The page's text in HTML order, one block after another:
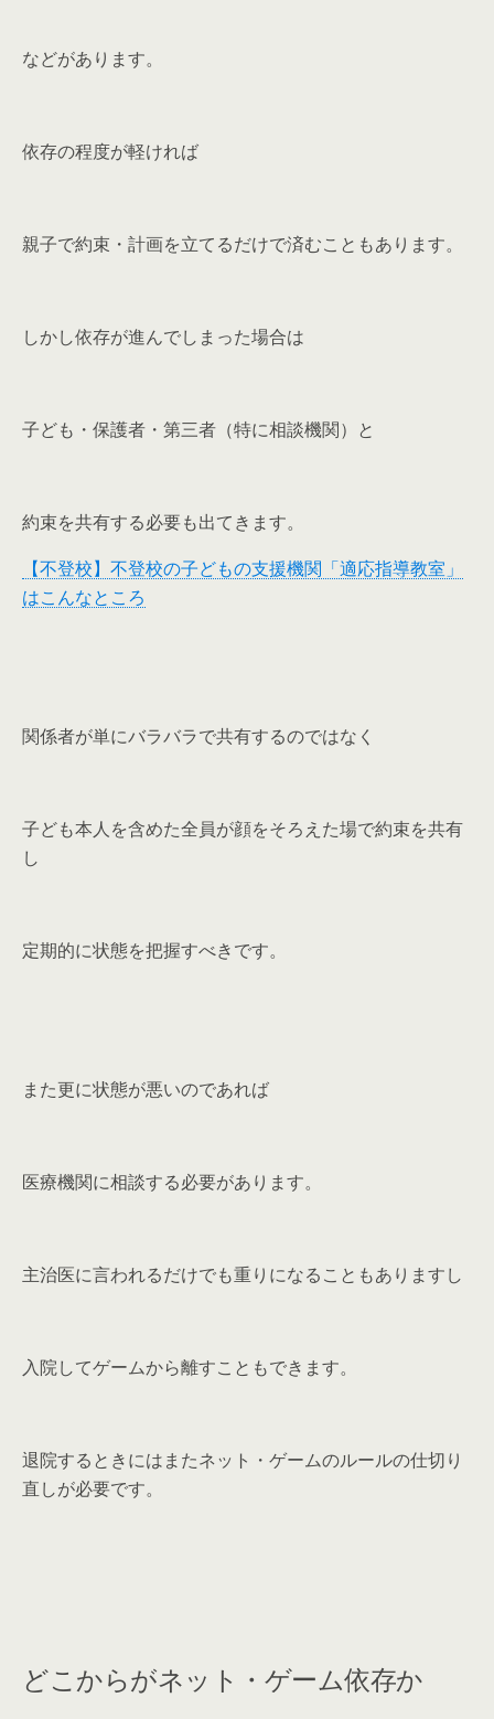
などがあります。
依存の程度が軽ければ
親子で約束・計画を立てるだけで済むこともあります。
しかし依存が進んでしまった場合は
子ども・保護者・第三者（特に相談機関）と
約束を共有する必要も出てきます。
【不登校】不登校の子どもの支援機関「適応指導教室」
はこんなところ
関係者が単にバラバラで共有するのではなく
子ども本人を含めた全員が顔をそろえた場で約束を共有
し
定期的に状態を把握すべきです。
また更に状態が悪いのであれば
医療機関に相談する必要があります。
主治医に言われるだけでも重りになることもありますし
入院してゲームから離すこともできます。
退院するときにはまたネット・ゲームのルールの仕切り
直しが必要です。
どこからがネット・ゲーム依存か